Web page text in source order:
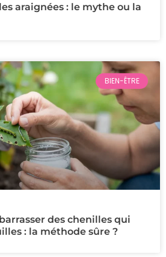
araignées : le mythe ou la
BIEN-ÊTRE
des chenilles qui
: la méthode sûre ?